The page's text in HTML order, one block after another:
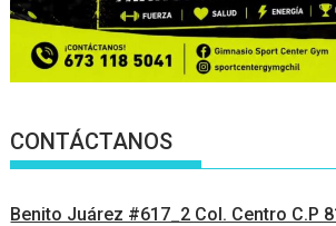
CONTÁCTANOS
Benito Juárez #617_2 Col. Centro C.P